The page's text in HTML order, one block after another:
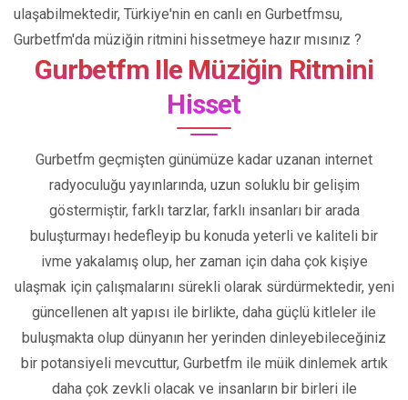
ulaşabilmektedir, Türkiye'nin en canlı en Gurbetfmsu,
Gurbetfm'da müziğin ritmini hissetmeye hazır mısınız ?
Gurbetfm Ile Müziğin Ritmini
Hisset
Gurbetfm geçmişten günümüze kadar uzanan internet
radyoculuğu yayınlarında, uzun soluklu bir gelişim
göstermiştir, farklı tarzlar, farklı insanları bir arada
buluşturmayı hedefleyip bu konuda yeterli ve kaliteli bir
ivme yakalamış olup, her zaman için daha çok kişiye
ulaşmak için çalışmalarını sürekli olarak sürdürmektedir, yeni
güncellenen alt yapısı ile birlikte, daha güçlü kitleler ile
buluşmakta olup dünyanın her yerinden dinleyebileceğiniz
bir potansiyeli mevcuttur, Gurbetfm ile müik dinlemek artık
daha çok zevkli olacak ve insanların bir birleri ile